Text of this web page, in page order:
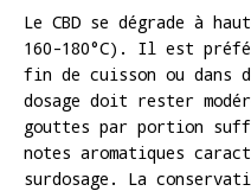
Le CBD se dégrade à
160-180°C). Il est
fin de cuisson ou dans
dosage doit rester
gouttes par portion
notes aromatiques
surdosage. La